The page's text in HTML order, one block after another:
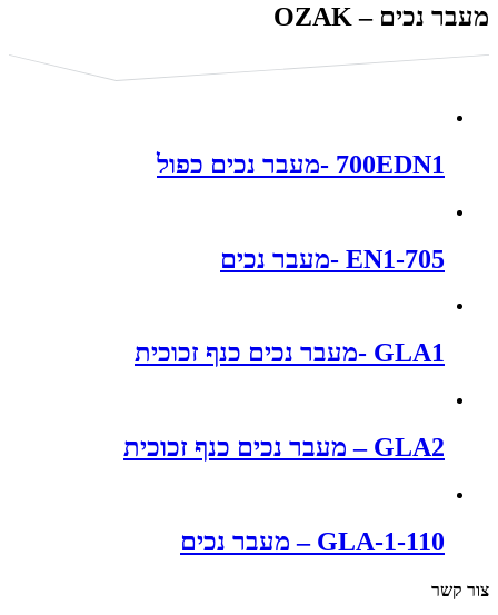
מעבר נכים – OZAK
700EDN1 -מעבר נכים כפול
EN1-705 -מעבר נכים
GLA1 -מעבר נכים כנף זכוכית
GLA2 – מעבר נכים כנף זכוכית
GLA-1-110 – מעבר נכים
צור קשר